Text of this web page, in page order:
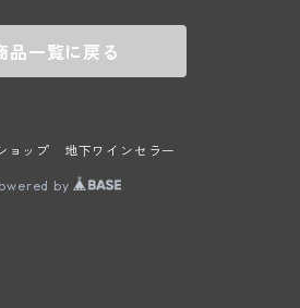
ンベルタン)
ルソー)
品一覧に戻る
ョップ 地下ワインセラー
by